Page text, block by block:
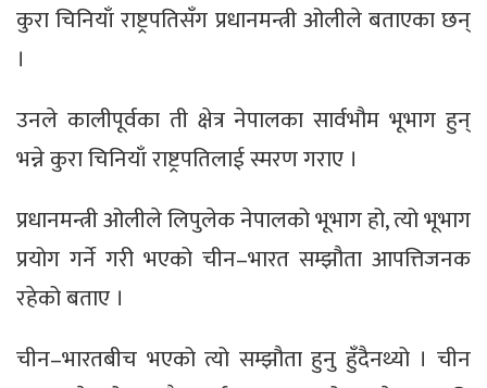
कुरा चिनियाँ राष्ट्रपतिसँग प्रधानमन्त्री ओलीले बताएका छन्
।
उनले कालीपूर्वका ती क्षेत्र नेपालका सार्वभौम भूभाग हुन्
भन्ने कुरा चिनियाँ राष्ट्रपतिलाई स्मरण गराए ।
प्रधानमन्त्री ओलीले लिपुलेक नेपालको भूभाग हो, त्यो भूभाग
प्रयोग गर्ने गरी भएको चीन–भारत सम्झौता आपत्तिजनक
रहेको बताए ।
चीन–भारतबीच भएको त्यो सम्झौता हुनु हुँदैनथ्यो । चीन